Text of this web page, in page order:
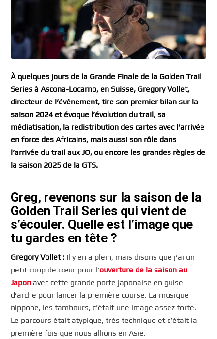
À quelques jours de la Grande Finale de la Golden Trail
Series à Ascona-Locarno, en Suisse, Gregory Vollet,
directeur de l’événement, tire son premier bilan sur la
saison 2024 et évoque l’évolution du trail, sa
médiatisation, la redistribution des cartes avec l’arrivée
en force des Africains, mais aussi son rôle dans
l’arrivée du trail aux JO, ou encore les grandes règles de
la saison 2025 de la GTS.
Greg, revenons sur la saison de la
Golden Trail Series qui vient de
s’écouler. Quelle est l’image que
tu gardes en tête ?
Gregory Vollet : Il y en a plein, mais disons que j’ai un
petit coup de cœur pour l’ouverture de la saison au
Japonavec cette grande porte japonaise en guise
d’arche pour lancer la première course. La musique
nippone, les tambours, c’était une image assez forte.
Le parcours était atypique, très technique et c’était la
première fois que nous allions en Asie.